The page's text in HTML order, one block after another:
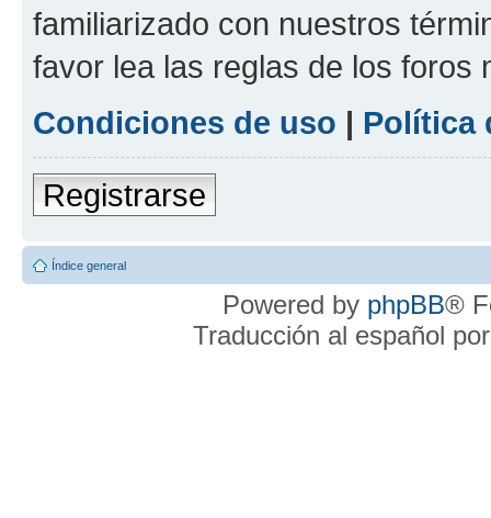
familiarizado con nuestros
favor lea las reglas de los foros
Condiciones de uso | Política
Registrarse
Índice general
Powered by phpBB®
Traducción al español